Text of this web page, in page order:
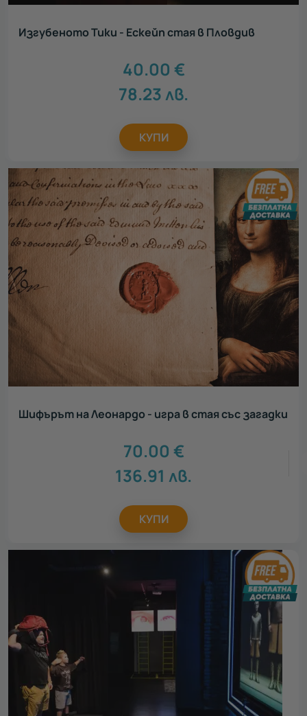
Изгубеното Тики - Ескейп стая в Пловдив
40.00 €
78.23лв.
КУПИ
Шифърът на Леонардо - игра в стая със загадки
70.00 €
136.91 лв.
КУПИ